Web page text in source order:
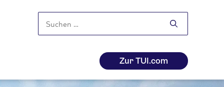
nach:
Zur TUI.com